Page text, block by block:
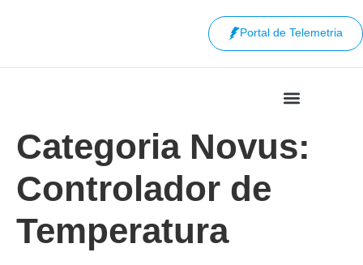
Portal de Telemetria
Categoria Novus:
Controlador de
Temperatura